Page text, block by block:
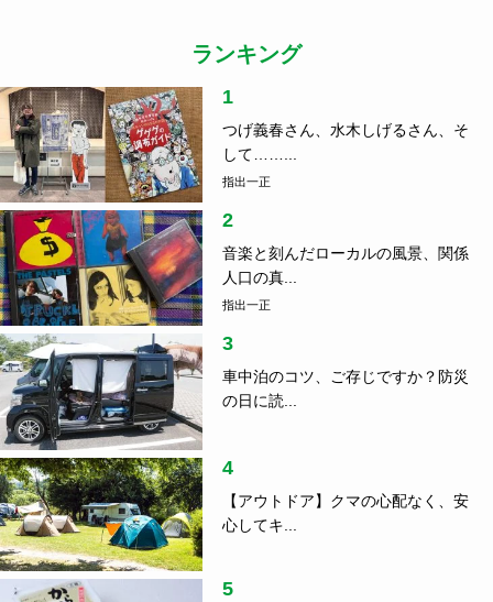
ランキング
1
つげ義春さん、水木しげるさん、そ
して……...
指出一正
2
音楽と刻んだローカルの風景、関係
人口の真...
指出一正
3
車中泊のコツ、ご存じですか？防災
の日に読...
4
【アウトドア】クマの心配なく、安
心してキ...
5